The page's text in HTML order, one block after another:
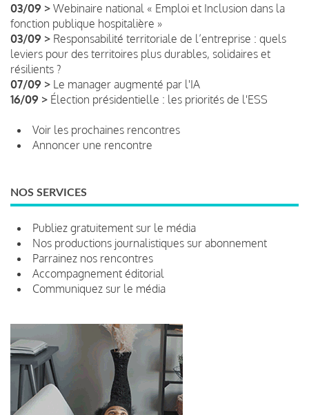
03/09 > Webinaire national « Emploi et Inclusion dans la
fonction publique hospitalière »
03/09 > Responsabilité territoriale de l’entreprise : quels
leviers pour des territoires plus durables, solidaires et
résilients ?
07/09 > Le manager augmenté par l'IA
16/09 > Élection présidentielle : les priorités de l'ESS
Voir les prochaines rencontres
Annoncer une rencontre
NOS SERVICES
Publiez gratuitement sur le média
Nos productions journalistiques sur abonnement
Parrainez nos rencontres
Accompagnement éditorial
Communiquez sur le média